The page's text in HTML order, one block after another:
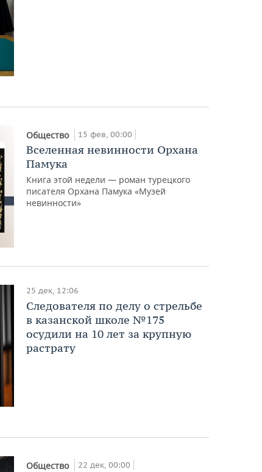
Общество 15 фев, 00:00
Вселенная невинности Орхана
Памука
Книга этой недели — роман турецкого
писателя Орхана Памука «Музей
невинности»
25 дек, 12:06
Следователя по делу о стрельбе
в казанской школе №175
осудили на 10 лет за крупную
растрату
Общество 22 дек, 00:00